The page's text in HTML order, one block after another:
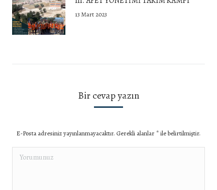
13 Mart 2023
Bir cevap yazın
E-Posta adresiniz yayınlanmayacaktır. Gerekli alanlar *ile belirtilmiştir.
Yorumunuz